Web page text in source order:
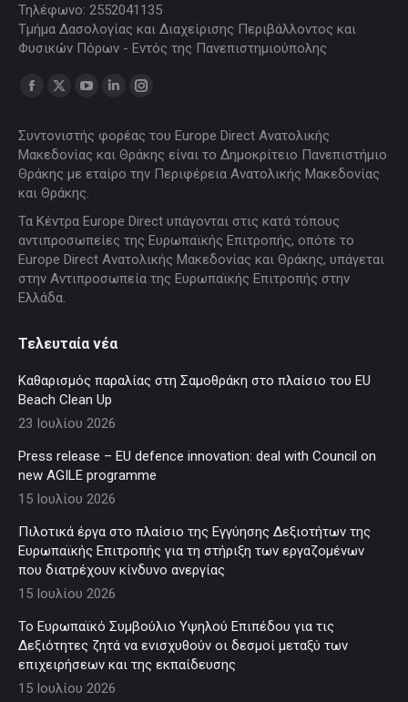
Τηλέφωνο: 2552041135
Τμήμα Δασολογίας και Διαχείρισης Περιβάλλοντος και
Φυσικών Πόρων - Εντός της Πανεπιστημιούπολης
Find us on:
Facebook
opens
in
new
window
X
opens
new
window
YouTube
opens
in
new
window
Linkedin
opens
window
Instagram
opens
window
Συντονιστής φορέας του Europe Direct Ανατολικής
Μακεδονίας και Θράκης είναι το Δημοκρίτειο Πανεπιστήμιο
Θράκης με εταίρο την Περιφέρεια Ανατολικής Μακεδονίας
και Θράκης.
Τα Κέντρα Europe Direct υπάγονται στις κατά τόπους
αντιπροσωπείες της Ευρωπαϊκής Επιτροπής, οπότε το
Europe Direct Ανατολικής Μακεδονίας και Θράκης, υπάγεται
στην Αντιπροσωπεία της Ευρωπαϊκής Επιτροπής στην
Ελλάδα.
Τελευταία νέα
Καθαρισμός παραλίας στη Σαμοθράκη στο πλαίσιο του EU
Beach Clean Up
23 Ιουλίου 2026
Press release – EU defence innovation: deal with Council on
new AGILE programme
15 Ιουλίου 2026
Πιλοτικά έργα στο πλαίσιο της Εγγύησης Δεξιοτήτων της
Ευρωπαϊκής Επιτροπής για τη στήριξη των εργαζομένων
που διατρέχουν κίνδυνο ανεργίας
15 Ιουλίου 2026
Το Ευρωπαϊκό Συμβούλιο Υψηλού Επιπέδου για τις
Δεξιότητες ζητά να ενισχυθούν οι δεσμοί μεταξύ των
επιχειρήσεων και της εκπαίδευσης
15 Ιουλίου 2026